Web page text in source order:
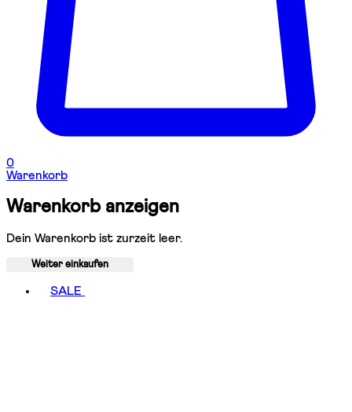
0
Warenkorb
Warenkorb anzeigen
Dein Warenkorb ist zurzeit leer.
Weiter einkaufen
SALE